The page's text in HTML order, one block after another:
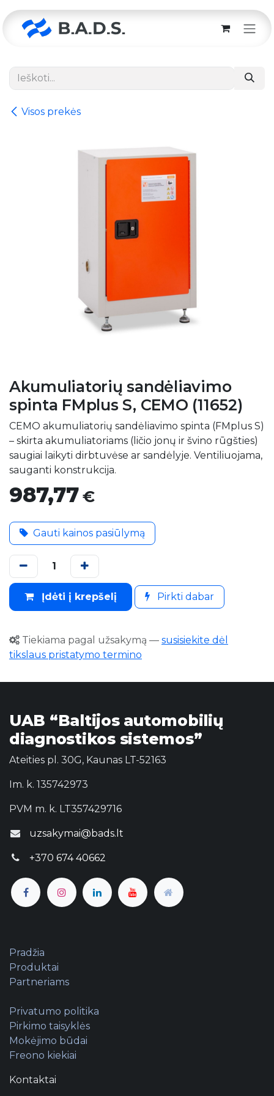
Visos prekės
Akumuliatorių sandėliavimo
spinta FMplus S, CEMO (11652)
CEMO akumuliatorių sandėliavimo spinta (FMplus S)
– skirta akumuliatoriams (ličio jonų ir švino rūgšties)
saugiai laikyti dirbtuvėse ar sandėlyje. Ventiliuojama,
sauganti konstrukcija.
987,77€
Gauti kainos pasiūlymą
Įdėti į krepšelį Pirkti dabar
Tiekiama pagal užsakymą — susisiekite dėl
tikslaus pristatymo termino
UAB “Baltijos automobilių
diagnostikos sistemos”
Ateities pl. 30G, Kaunas LT-52163
Im. k. 135742973
PVM m. k. LT357429716
uzsakymai@bads.lt
+370 674 40662
Pradžia
Produktai
Partneriams
Privatumo politika
Pirkimo taisyklės
Mokėjimo būdai
Freono kiekiai
Kontaktai